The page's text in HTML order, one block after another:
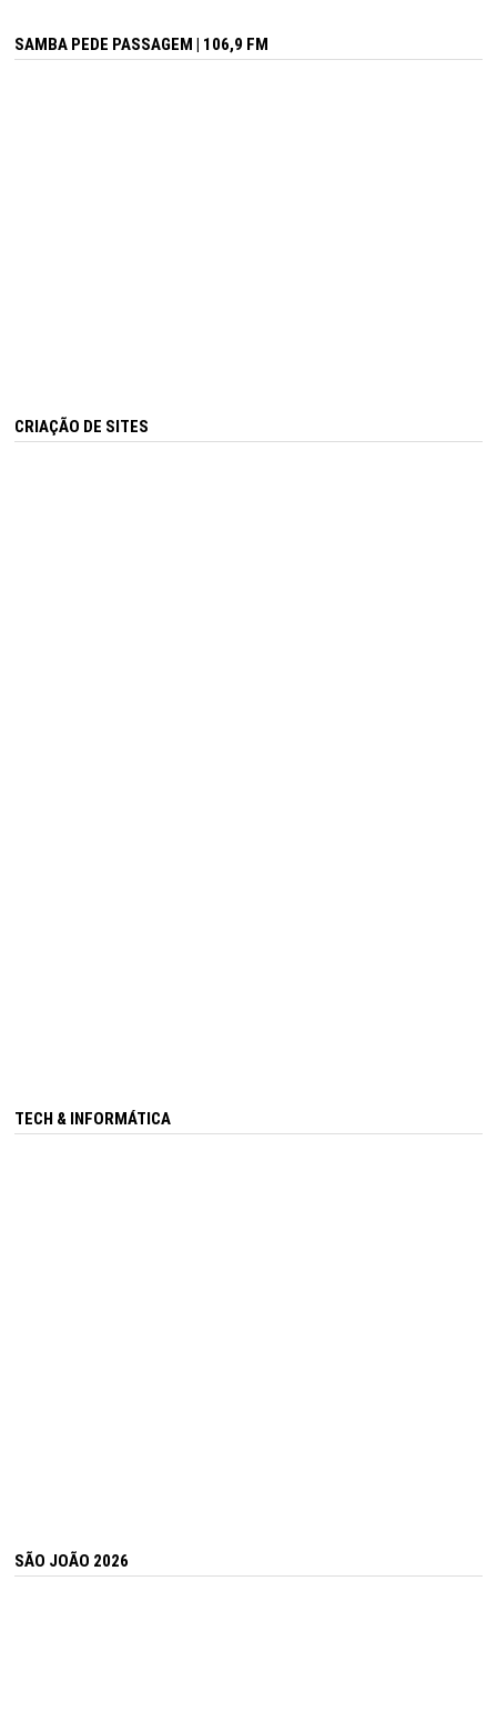
SAMBA PEDE PASSAGEM | 106,9 FM
CRIAÇÃO DE SITES
TECH & INFORMÁTICA
SÃO JOÃO 2026